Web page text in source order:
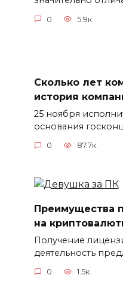
0 5.9к.
Сколько лет
история
25 ноября
основания
0 87.7к.
Преимущества
на
Получение
деятельность
0 1.5к.